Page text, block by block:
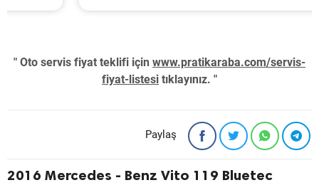
" Oto servis fiyat teklifi için www.pratikaraba.com/servis-
fiyat-listesi tıklayınız. "
Paylaş
2016 Mercedes - Benz Vito 119 Bluetec